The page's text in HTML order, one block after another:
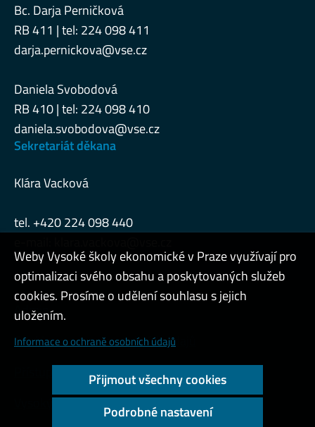
Bc. Darja Perničková
RB 411 | tel: 224 098 411
darja.pernickova@vse.cz
Daniela Svobodová
RB 410 | tel: 224 098 410
daniela.svobodova@vse.cz
Sekretariát děkana
Klára Vacková
tel. +420 224 098 440
Admin
Cookies a ochrana osobních údajů
Přístupnost webu
Vysoký kontrast
Weby Vysoké školy ekonomické v Praze využívají pro
optimalizaci svého obsahu a poskytovaných služeb
cookies. Prosíme o udělení souhlasu s jejich
uložením.
Informace o ochraně osobních údajů
Přijmout všechny cookies
Podrobné nastavení